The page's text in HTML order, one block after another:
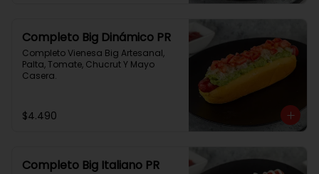
Completo Big Dinámico PR
Completo Vienesa Big Artesanal,
Palta, Tomate, Chucrut Y Mayo
Casera.
$4.490
Completo Big Italiano PR